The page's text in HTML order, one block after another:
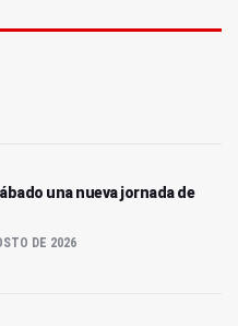
una nueva jornada de
DE 2026